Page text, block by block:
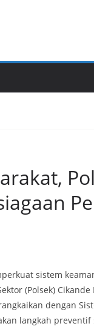
sistem
(Polsek)
dengan
langkah